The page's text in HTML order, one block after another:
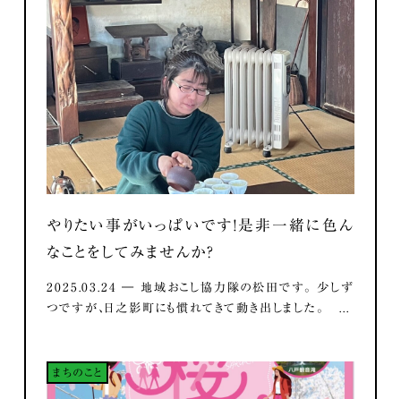
やりたい事がいっぱいです！是非一緒に色ん
なことをしてみませんか？
2025.03.24 ― 地域おこし協力隊の松田です。 少しず
つですが、日之影町にも慣れてきて動き出しました。 ...
まちのこと